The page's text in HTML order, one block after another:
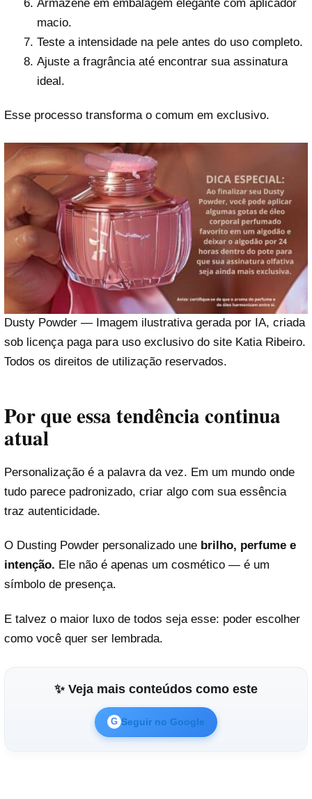
Armazene em embalagem elegante com aplicador
macio.
Teste a intensidade na pele antes do uso completo.
Ajuste a fragrância até encontrar sua assinatura
ideal.
Esse processo transforma o comum em exclusivo.
Dusty Powder — Imagem ilustrativa gerada por IA, criada
sob licença paga para uso exclusivo do site Katia Ribeiro.
Todos os direitos de utilização reservados.
Por que essa tendência continua
atual
Personalização é a palavra da vez. Em um mundo onde
tudo parece padronizado, criar algo com sua essência
traz autenticidade.
O Dusting Powder personalizado une brilho, perfume e
intenção. Ele não é apenas um cosmético — é um
símbolo de presença.
E talvez o maior luxo de todos seja esse: poder escolher
como você quer ser lembrada.
✨ Veja mais conteúdos como este
G Seguir no Google